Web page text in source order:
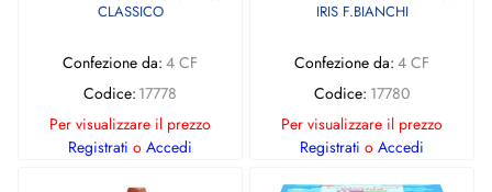
CLASSICO
Confezione da: 4 CF
Codice: 17778
Per visualizzare il prezzo
Registrati o Accedi
IRIS F.BIANCHI
Confezione da: 4 CF
Codice: 17780
Per visualizzare il prezzo
Registrati o Accedi